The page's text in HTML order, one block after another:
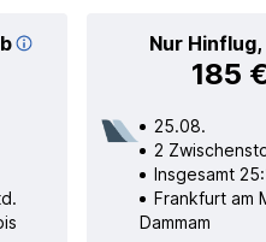
Nur Hinflug,
185 €
25.08.
2
Insgesamt
Frankfurt am
Dammam